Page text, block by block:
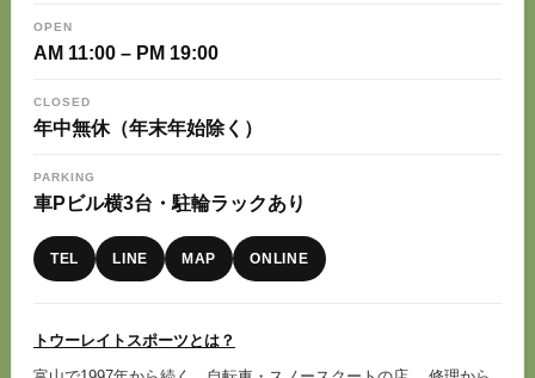
OPEN
AM 11:00 – PM 19:00
CLOSED
年中無休（年末年始除く）
PARKING
車Pビル横3台・駐輪ラックあり
TEL LINE MAP ONLINE
トウーレイトスポーツとは？